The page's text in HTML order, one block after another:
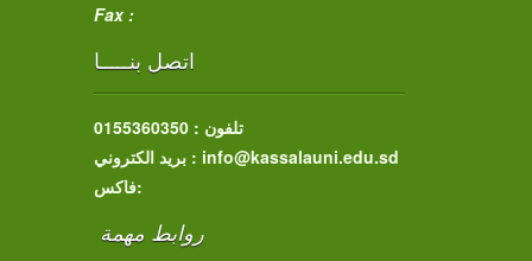
Fax :
اتصل بنـــــا
تلفون : 0155360350
بريد الكتروني : info@kassalauni.edu.sd
فاكس:
روابط مهمة